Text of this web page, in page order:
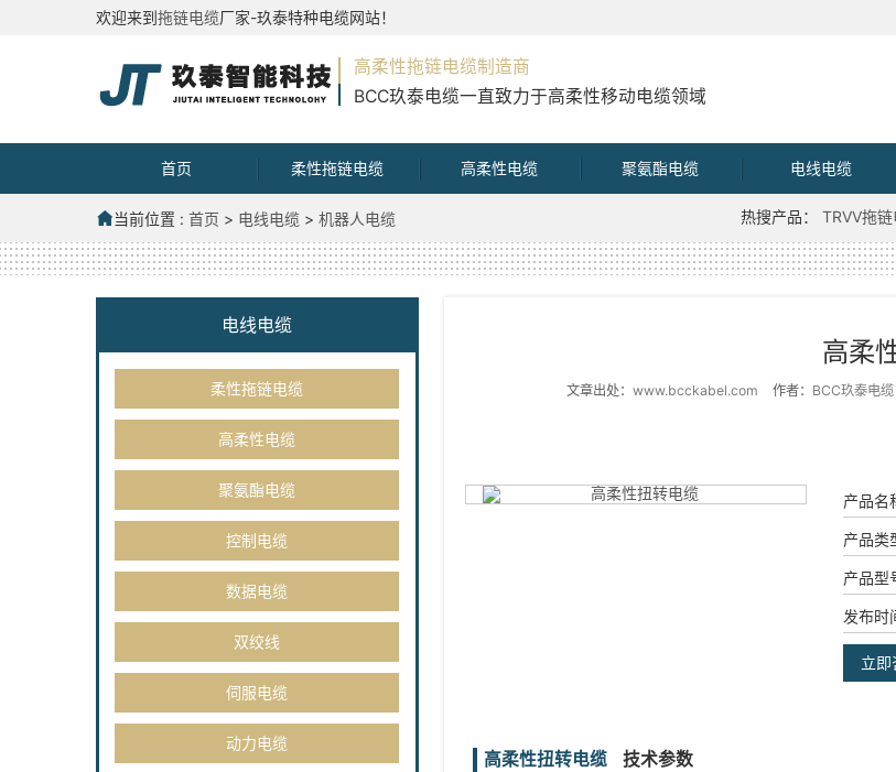
欢迎来到拖链电缆厂家-玖泰特种电缆网站！
高柔性拖链电缆制造商
BCC玖泰电缆一直致力于高柔性移动电缆领域
首页 柔性拖链电缆 高柔性电缆 聚氨酯电缆 电线电缆
当前位置 : 首页 > 电线电缆 > 机器人电缆 热搜产品： TRVV拖
电线电缆
柔性拖链电缆
高柔性电缆
聚氨酯电缆
控制电缆
数据电缆
双绞线
伺服电缆
动力电缆
高柔
文章出处：www.bcckabel.com 作者： BCC玖泰电缆
产品名
产品类
产品型
发布时
立即
高柔性扭转电缆 技术参数